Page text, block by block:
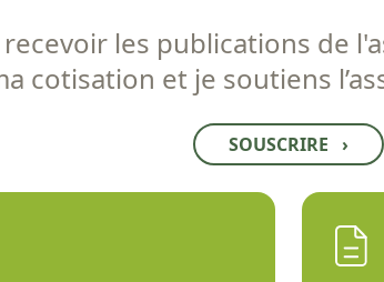
les publications de
cotisation et je soutiens
SOUSCRIRE ›